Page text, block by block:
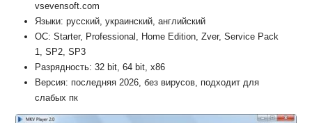
vsevensoft.com
Языки: русский, украинский, английский
ОС: Starter, Professional, Home Edition, Zver, Service Pack
1, SP2, SP3
Разрядность: 32 bit, 64 bit, x86
Версия: последняя 2026, без вирусов, подходит для
слабых пк